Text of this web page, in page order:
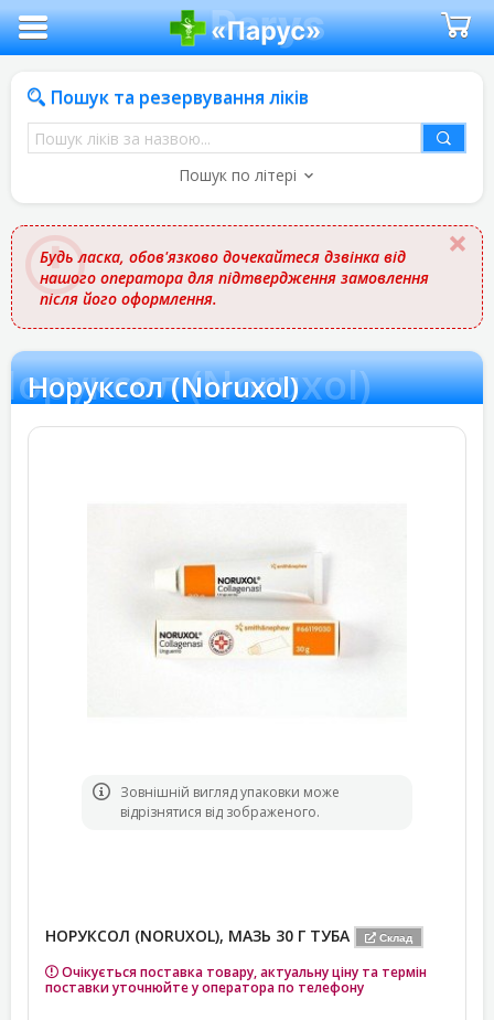
Пошук та резервування ліків
Пошук
ліків
назвою
Пошук по літері
Будь ласка, обов'язково дочекайтеся дзвінка від
нашого оператора для підтвердження замовлення
після його оформлення.
(Noruxol)
Норуксол (Noruxol)
Зовнішній вигляд упаковки може
відрізнятися від зображеного.
НОРУКСОЛ (NORUXOL), МАЗЬ 30 Г ТУБА Склад
Очікується поставка товару, актуальну ціну та термін
поставки уточнюйте у оператора по телефону